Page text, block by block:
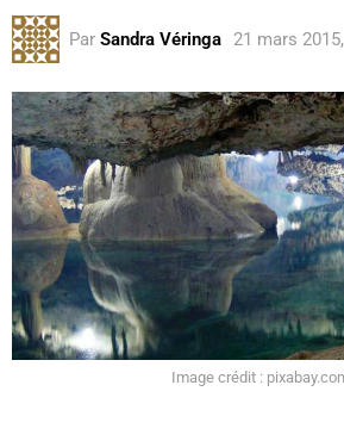
Par Sandra Véringa 21 mars
Image crédit :